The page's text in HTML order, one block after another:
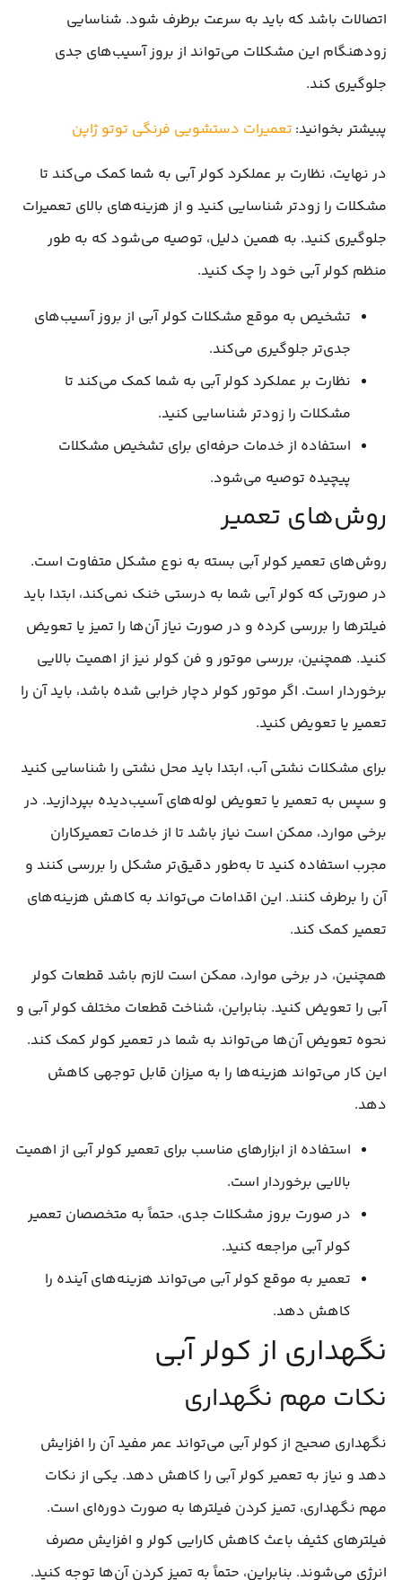
اتصالات باشد که باید به سرعت برطرف شود. شناسایی
زودهنگام این مشکلات می‌تواند از بروز آسیب‌های جدی
جلوگیری کند.
پبیشتر بخوانید: تعمیرات دستشویی فرنگی توتو ژاپن
در نهایت، نظارت بر عملکرد کولر آبی به شما کمک می‌کند تا
مشکلات را زودتر شناسایی کنید و از هزینه‌های بالای تعمیرات
جلوگیری کنید. به همین دلیل، توصیه می‌شود که به طور
منظم کولر آبی خود را چک کنید.
تشخیص به موقع مشکلات کولر آبی از بروز آسیب‌های
جدی‌تر جلوگیری می‌کند.
نظارت بر عملکرد کولر آبی به شما کمک می‌کند تا
مشکلات را زودتر شناسایی کنید.
استفاده از خدمات حرفه‌ای برای تشخیص مشکلات
پیچیده توصیه می‌شود.
روش‌های تعمیر
روش‌های تعمیر کولر آبی بسته به نوع مشکل متفاوت است.
در صورتی که کولر آبی شما به درستی خنک نمی‌کند، ابتدا باید
فیلترها را بررسی کرده و در صورت نیاز آن‌ها را تمیز یا تعویض
کنید. همچنین، بررسی موتور و فن کولر نیز از اهمیت بالایی
برخوردار است. اگر موتور کولر دچار خرابی شده باشد، باید آن را
تعمیر یا تعویض کنید.
برای مشکلات نشتی آب، ابتدا باید محل نشتی را شناسایی کنید
و سپس به تعمیر یا تعویض لوله‌های آسیب‌دیده بپردازید. در
برخی موارد، ممکن است نیاز باشد تا از خدمات تعمیرکاران
مجرب استفاده کنید تا به‌طور دقیق‌تر مشکل را بررسی کنند و
آن را برطرف کنند. این اقدامات می‌تواند به کاهش هزینه‌های
تعمیر کمک کند.
همچنین، در برخی موارد، ممکن است لازم باشد قطعات کولر
آبی را تعویض کنید. بنابراین، شناخت قطعات مختلف کولر آبی و
نحوه تعویض آن‌ها می‌تواند به شما در تعمیر کولر کمک کند.
این کار می‌تواند هزینه‌ها را به میزان قابل توجهی کاهش
دهد.
استفاده از ابزارهای مناسب برای تعمیر کولر آبی از اهمیت
بالایی برخوردار است.
در صورت بروز مشکلات جدی، حتماً به متخصصان تعمیر
کولر آبی مراجعه کنید.
تعمیر به موقع کولر آبی می‌تواند هزینه‌های آینده را
کاهش دهد.
نگهداری از کولر آبی
نکات مهم نگهداری
نگهداری صحیح از کولر آبی می‌تواند عمر مفید آن را افزایش
دهد و نیاز به تعمیر کولر آبی را کاهش دهد. یکی از نکات
مهم نگهداری، تمیز کردن فیلترها به صورت دوره‌ای است.
فیلترهای کثیف باعث کاهش کارایی کولر و افزایش مصرف
انرژی می‌شوند. بنابراین، حتماً به تمیز کردن آن‌ها توجه کنید.